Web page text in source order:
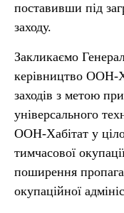
поставивши під
заходу.
Закликаємо
керівництво ООН-
заходів з метою
універсального
ООН-Хабітат у
тимчасової
поширення
окупаційної